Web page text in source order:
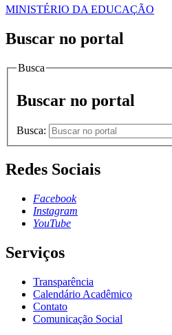
MINISTÉRIO DA EDUCAÇÃO
Buscar no portal
Busca
Buscar no portal
Busca:
Redes Sociais
Facebook
Instagram
YouTube
Serviços
Transparência
Calendário Acadêmico
Contato
Comunicação Social